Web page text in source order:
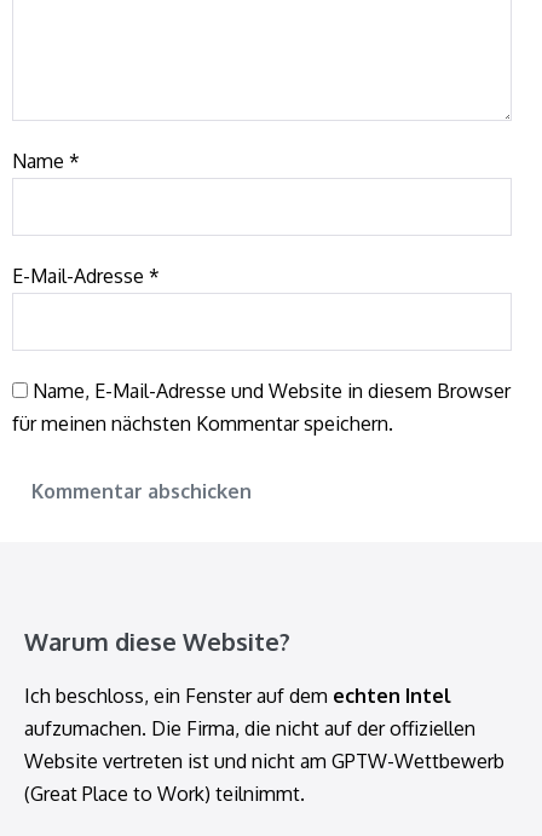
Name *
E-Mail-Adresse *
Name, E-Mail-Adresse und Website in diesem Browser
für meinen nächsten Kommentar speichern.
Warum diese Website?
Ich beschloss, ein Fenster auf dem echten Intel
aufzumachen. Die Firma, die nicht auf der offiziellen
Website vertreten ist und nicht am GPTW-Wettbewerb
(Great Place to Work) teilnimmt.